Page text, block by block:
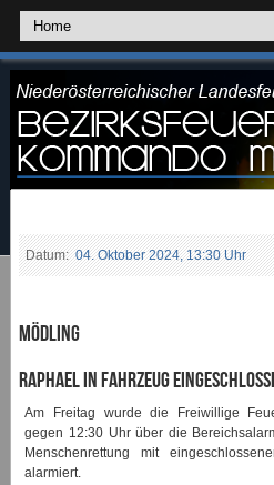
Datum: 04. Oktober 2024, 13:30 Uhr
Mödling
Raphael in Fahrzeug
Am Freitag wurde die Freiwillige
gegen 12:30 Uhr über die
Menschenrettung mit
alarmiert.